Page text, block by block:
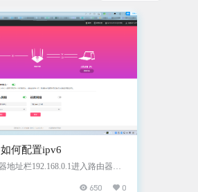
何配置ipv6
地址栏192.168.0.1进入路由器管
是宽带拨号上网，还有一种自动
650 0